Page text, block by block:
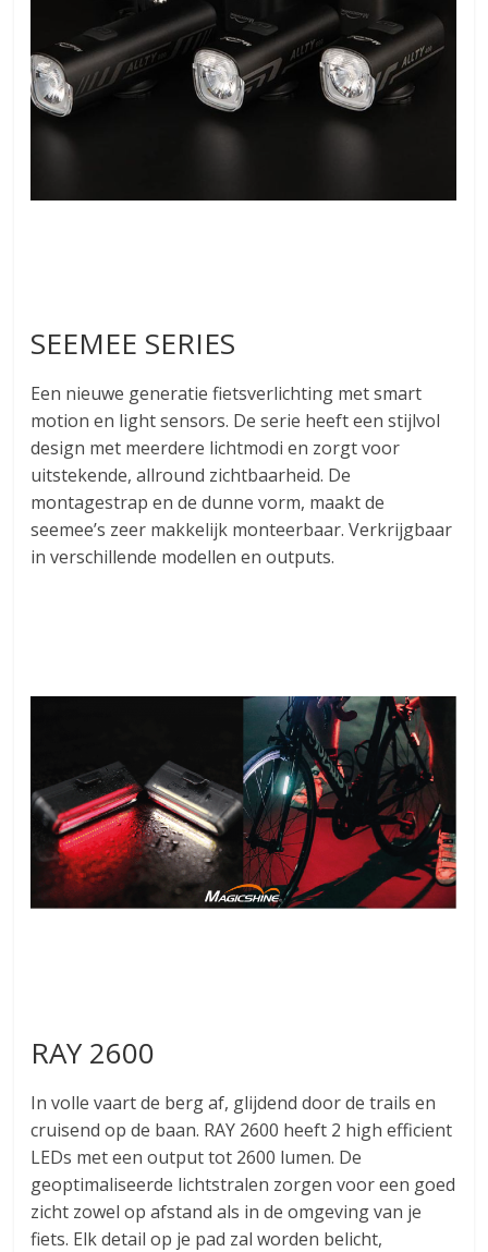
SEEMEE SERIES
Een nieuwe generatie fietsverlichting met smart
motion en light sensors. De serie heeft een stijlvol
design met meerdere lichtmodi en zorgt voor
uitstekende, allround zichtbaarheid. De
montagestrap en de dunne vorm, maakt de
seemee’s zeer makkelijk monteerbaar. Verkrijgbaar
in verschillende modellen en outputs.
RAY 2600
In volle vaart de berg af, glijdend door de trails en
cruisend op de baan. RAY 2600 heeft 2 high efficient
LEDs met een output tot 2600 lumen. De
geoptimaliseerde lichtstralen zorgen voor een goed
zicht zowel op afstand als in de omgeving van je
fiets. Elk detail op je pad zal worden belicht,